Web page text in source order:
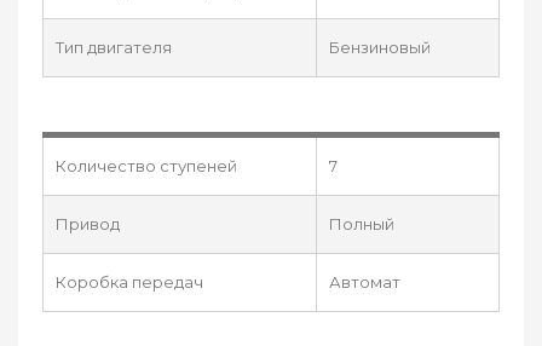
Тип двигателя Бензиновый
Количество ступеней 7
Привод Полный
Коробка передач Автомат